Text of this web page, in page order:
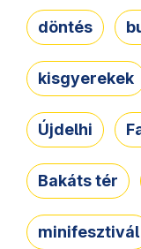
döntés
kisgyerekek
Újdelhi
Bakáts tér
minifesztivál